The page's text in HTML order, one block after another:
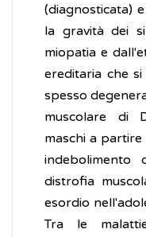
(diagnosticata)
la gravità dei
miopatia e
ereditaria che
spesso
muscolare di
maschi a partire
indebolimento
distrofia
esordio
Tra le